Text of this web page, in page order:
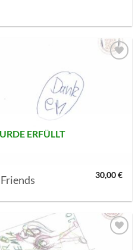
MERKLISTE
SETZEN
ERFÜLLT
30,00€
AUF MEINE